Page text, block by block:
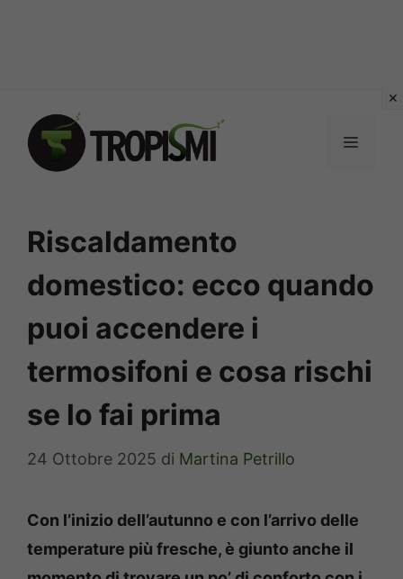
contenuto
MENU
Riscaldamento
domestico: ecco quando
puoi accendere i
termosifoni e cosa rischi
se lo fai prima
24 Ottobre 2025 di Martina Petrillo
Con l’inizio dell’autunno e con l’arrivo delle
temperature più fresche, è giunto anche il